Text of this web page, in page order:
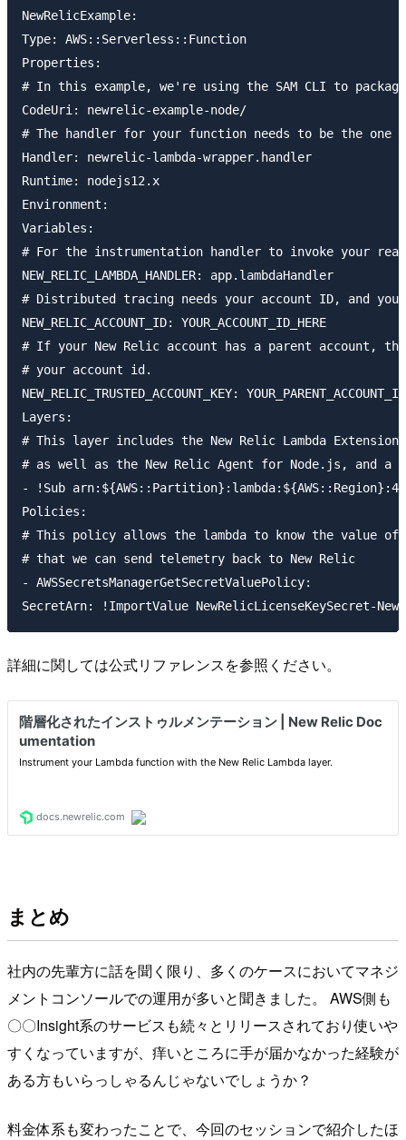
NewRelicExample:
Type: AWS::Serverless::Function
Properties:
# In this example, we're using the SAM CLI to
CodeUri: newrelic-example-node/
# The handler for your function needs to be the one
Handler: newrelic-lambda-wrapper.handler
Runtime: nodejs12.x
Environment:
Variables:
# For the instrumentation handler to invoke your
NEW_RELIC_LAMBDA_HANDLER: app.lambdaHandler
# Distributed tracing needs your account ID, and
NEW_RELIC_ACCOUNT_ID: YOUR_ACCOUNT_ID_HERE
# If your New Relic account has a parent account,
# your account id.
NEW_RELIC_TRUSTED_ACCOUNT_KEY:
Layers:
# This layer includes the New Relic Lambda
# as well as the New Relic Agent for Node.js, and a
- !Sub
Policies:
# This policy allows the lambda to know the value of
# that we can send telemetry back to New Relic
- AWSSecretsManagerGetSecretValuePolicy:
詳細に関しては公式リファレンスを参照ください。
まとめ
社内の先輩方に話を聞く限り、多くのケースにおいてマネジ
メントコンソールでの運用が多いと聞きました。 AWS側も
〇〇Insight系のサービスも続々とリリースされており使いや
すくなっていますが、痒いところに手が届かなかった経験が
ある方もいらっしゃるんじゃないでしょうか？
料金体系も変わったことで、今回のセッションで紹介したほ